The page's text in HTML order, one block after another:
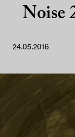
Noise
24.05.2016